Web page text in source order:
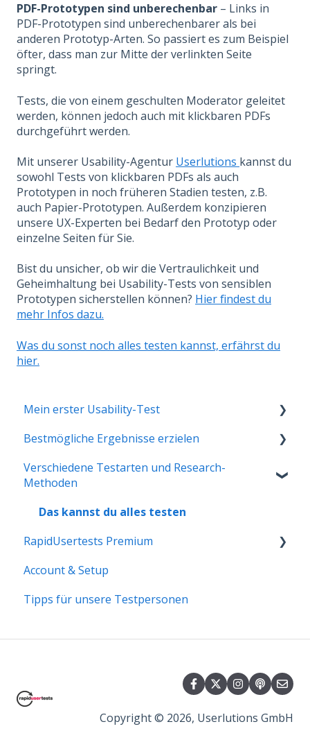
PDF-Prototypen sind unberechenbar – Links in
PDF-Prototypen sind unberechenbarer als bei
anderen Prototyp-Arten. So passiert es zum Beispiel
öfter, dass man zur Mitte der verlinkten Seite
springt.
Tests, die von einem geschulten Moderator geleitet
werden, können jedoch auch mit klickbaren PDFs
durchgeführt werden.
Mit unserer Usability-Agentur Userlutions kannst du
sowohl Tests von klickbaren PDFs als auch
Prototypen in noch früheren Stadien testen, z.B.
auch Papier-Prototypen. Außerdem konzipieren
unsere UX-Experten bei Bedarf den Prototyp oder
einzelne Seiten für Sie.
Bist du unsicher, ob wir die Vertraulichkeit und
Geheimhaltung bei Usability-Tests von sensiblen
Prototypen sicherstellen können? Hier findest du
mehr Infos dazu.
Was du sonst noch alles testen kannst, erfährst du
hier.
Mein erster Usability-Test
Das Testkonzept erstellen
Besonderheiten von moderierten
RapidUsertests
Bestmögliche Ergebnisse erzielen
Auswertung der Usability-Tests
Profis
Verschiedene Testarten und Research-
Methoden
Das kannst du alles testen
RapidUsertests Premium
Premium-Features
Account & Setup
Tipps für unsere Testpersonen
Copyright © 2026, Userlutions GmbH